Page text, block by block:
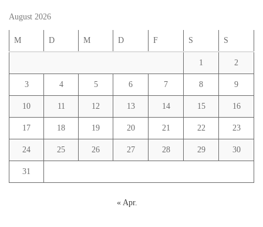
August 2026
M D M D F S S
1 2
3 4 5 6 7 8 9
10 11 12 13 14 15 16
17 18 19 20 21 22 23
24 25 26 27 28 29 30
31
« Apr.